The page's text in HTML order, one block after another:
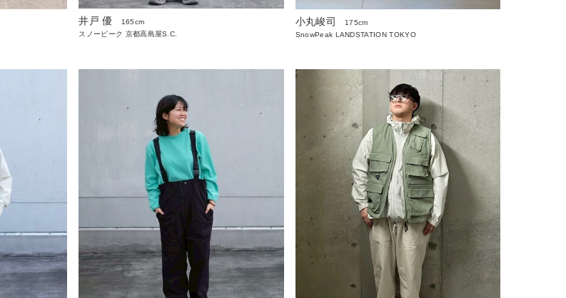
井戸 優
165cm
スノーピーク 京都高島屋S.C.
小丸峻司
175cm
SnowPeak LANDSTATION TOKYO